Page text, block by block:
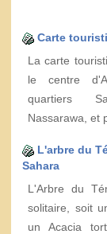
Carte
La carte
le centre
quartiers
Nassarawa, et
L'arbre du
Sahara
L'Arbre du
solitaire, soit
un Acacia